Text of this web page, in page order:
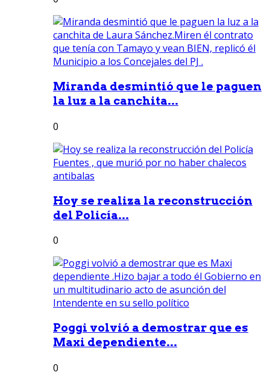
Miranda desmintió que le paguen
la luz a la canchita...
0
Hoy se realiza la reconstrucción
del Policía...
0
Poggi volvió a demostrar que es
Maxi dependiente...
0